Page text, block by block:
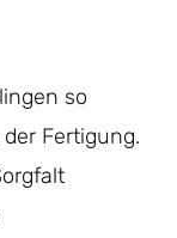
so
Fertigung.